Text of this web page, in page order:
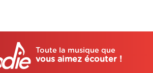
Toute la musique que
vous aimez écouter !